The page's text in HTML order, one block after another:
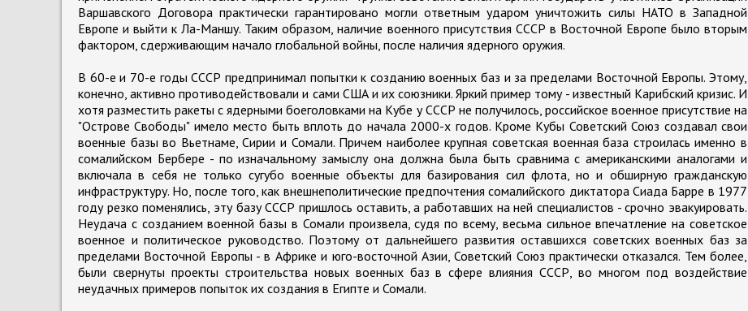
Варшавского Договора практически гарантировано могли ответным ударом уничтожить силы НАТО в Западной
Европе и выйти к Ла-Маншу. Таким образом, наличие военного присутствия СССР в Восточной Европе было вторым
фактором, сдерживающим начало глобальной войны, после наличия ядерного оружия.
В 60-е и 70-е годы СССР предпринимал попытки к созданию военных баз и за пределами Восточной Европы. Этому,
конечно, активно противодействовали и сами США и их союзники. Яркий пример тому - известный Карибский кризис. И
хотя разместить ракеты с ядерными боеголовками на Кубе у СССР не получилось, российское военное присутствие на
"Острове Свободы" имело место быть вплоть до начала 2000-х годов. Кроме Кубы Советский Союз создавал свои
военные базы во Вьетнаме, Сирии и Сомали. Причем наиболее крупная советская военная база строилась именно в
сомалийском Бербере - по изначальному замыслу она должна была быть сравнима с американскими аналогами и
включала в себя не только сугубо военные объекты для базирования сил флота, но и обширную гражданскую
инфраструктуру. Но, после того, как внешнеполитические предпочтения сомалийского диктатора Сиада Барре в 1977
году резко поменялись, эту базу СССР пришлось оставить, а работавших на ней специалистов - срочно эвакуировать.
Неудача с созданием военной базы в Сомали произвела, судя по всему, весьма сильное впечатление на советское
военное и политическое руководство. Поэтому от дальнейшего развития оставшихся советских военных баз за
пределами Восточной Европы - в Африке и юго-восточной Азии, Советский Союз практически отказался. Тем более,
были свернуты проекты строительства новых военных баз в сфере влияния СССР, во многом под воздействие
неудачных примеров попыток их создания в Египте и Сомали.